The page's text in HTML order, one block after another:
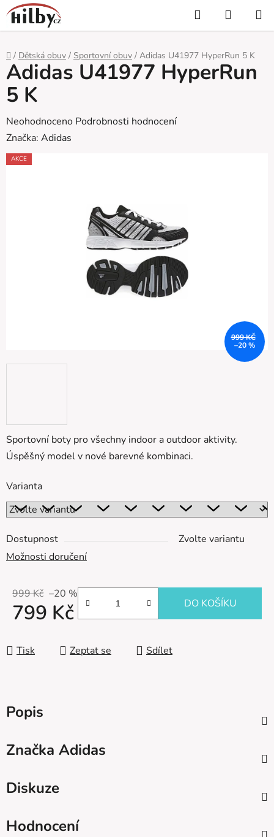
Přejít
na
obsah
Hledat
KOŠÍK
Domů
/ Dětská obuv / Sportovní obuv / Adidas U41977 HyperRun 5 K
Sportovní boty pro všechny indoor a outdoor aktivity.
Úspěšný model v nové barevné kombinaci.
Varianta
Dostupnost
Zvolte variantu
Možnosti doručení
999 Kč –20 %
799 Kč DO KOŠÍKU
Tisk Zeptat se Sdílet
Adidas U41977 HyperRun
5 K
Průměrné
hodnocení
produktu
Neohodnoceno Podrobnosti hodnocení
Značka: Adidas
AKCE
999 KČ
–20 %
Popis
Značka Adidas
Diskuze
Hodnocení